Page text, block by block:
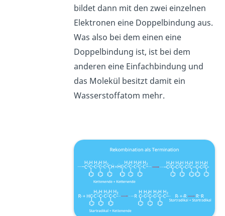
bildet dann mit den zwei einzelnen
Elektronen eine Doppelbindung aus.
Was also bei dem einen eine
Doppelbindung ist, ist bei dem
anderen eine Einfachbindung und
das Molekül besitzt damit ein
Wasserstoffatom mehr.